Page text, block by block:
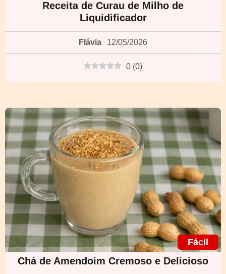
Receita de Curau de Milho de
Liquidificador
Flávia 12/05/2026
0 (0)
Fácil
Chá de Amendoim Cremoso e Delicioso